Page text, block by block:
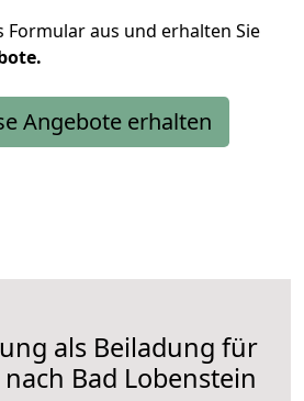
Formular aus und erhalten Sie
Angebote erhalten
als Beiladung für
Bad Lobenstein